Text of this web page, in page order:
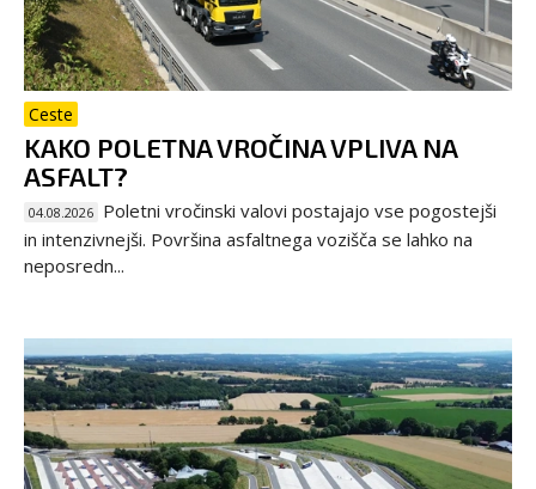
Ceste
KAKO POLETNA VROČINA VPLIVA NA
ASFALT?
04.08.2026 Poletni vročinski valovi postajajo vse pogostejši
in intenzivnejši. Površina asfaltnega vozišča se lahko na
neposredn...